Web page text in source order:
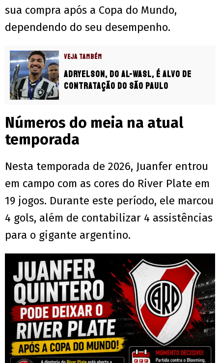
sua compra após a Copa do Mundo,
dependendo do seu desempenho.
VEJA TAMBÉM
Adryelson, do Al-Wasl, é alvo de
contratação do São Paulo
Números do meia na atual
temporada
Nesta temporada de 2026, Juanfer entrou
em campo com as cores do River Plate em
19 jogos. Durante este período, ele marcou
4 gols, além de contabilizar 4 assistências
para o gigante argentino.